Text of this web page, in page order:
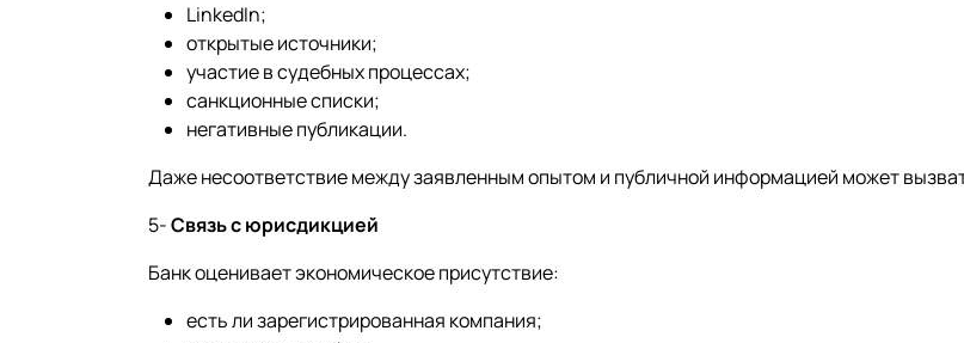
LinkedIn;
открытые источники;
участие в судебных процессах;
санкционные списки;
негативные публикации.
Даже несоответствие между заявленным опытом и публичной информацией может
5-Связь с юрисдикцией
Банк оценивает экономическое присутствие:
есть ли зарегистрированная компания;